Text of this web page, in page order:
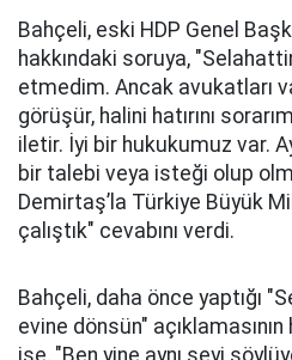
Bahçeli, eski HDP Genel
hakkındaki soruya,
etmedim. Ancak avukatları
görüşür, halini hatırını
iletir. İyi bir hukukumuz var.
bir talebi veya isteği olup
Demirtaş’la Türkiye Büyük
çalıştık" cevabını verdi.
Bahçeli, daha önce yaptığı
evine dönsün"
ise, "Ben yine aynı şeyi